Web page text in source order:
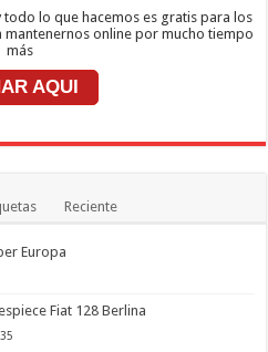
lo que hacemos es gratis para los
mantenernos online por mucho tiempo
más
AQUI
Reciente
Europa
Fiat 128 Berlina
35